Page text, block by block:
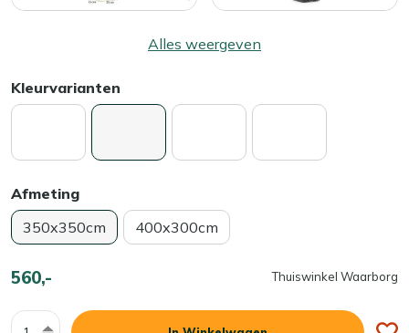
Alles weergeven
Kleurvarianten
Afmeting
350x350cm
400x300cm
560,- Thuiswinkel Waarborg
Aantal